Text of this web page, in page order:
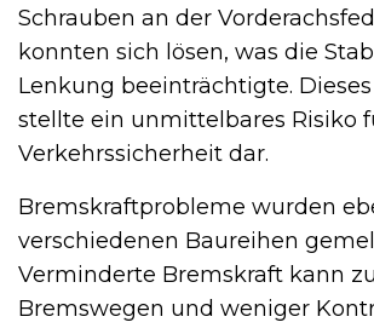
Schrauben an der
konnten sich lösen, was die
Lenkung beeinträchtigte.
stellte ein unmittelbares Risiko
Verkehrssicherheit dar.
Bremskraftprobleme wurden
verschiedenen Baureihen
Verminderte Bremskraft kann
Bremswegen und weniger